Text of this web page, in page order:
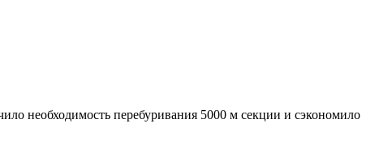
необходимость перебуривания 5000 м секции и сэкономило